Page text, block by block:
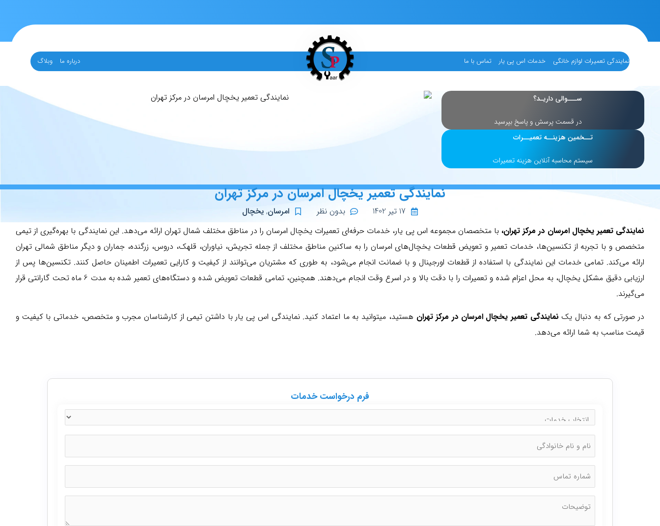
نمایندگی تعمیرات لوازم خانگی خدمات اس پی یار تماس با ما درباره ما وبلاگ
ســـوالی داریـد؟
در قسمت پرسش و پاسخ بپرسید
تــخمین هزینــه تعمیــرات
سیستم محاسبه آنلاین هزینه تعمیرات
نمایندگی تعمیر یخچال امرسان در مرکز تهران
17 تیر 1402 بدون نظر امرسان,یخچال
نمایندگی تعمیر یخچال امرسان در مرکز تهران، با متخصصان مجموعه اس پی یار، خدمات حرفه‌ای تعمیرات یخچال امرسان را در مناطق مختلف شمال تهران ارائه می‌دهد. این نمایندگی با بهره‌گیری از تیمی
متخصص و با تجربه از تکنسین‌ها، خدمات تعمیر و تعویض قطعات یخچال‌های امرسان را به ساکنین مناطق مختلف از جمله تجریش، نیاوران، قلهک، دروس، زرگنده، جماران و دیگر مناطق شمالی تهران
ارائه می‌کند. تمامی خدمات این نمایندگی با استفاده از قطعات اورجینال و با ضمانت انجام می‌شود، به طوری که مشتریان می‌توانند از کیفیت و کارایی تعمیرات اطمینان حاصل کنند. تکنسین‌ها پس از
ارزیابی دقیق مشکل یخچال، به محل اعزام شده و تعمیرات را با دقت بالا و در اسرع وقت انجام می‌دهند. همچنین، تمامی قطعات تعویض شده و دستگاه‌های تعمیر شده به مدت 6 ماه تحت گارانتی قرار
می‌گیرند.
در صورتی که به دنبال یک نمایندگی تعمیر یخچال امرسان در مرکز تهران هستید، میتوانید به ما اعتماد کنید. نمایندگی اس پی یار با داشتن تیمی از کارشناسان مجرب و متخصص، خدماتی با کیفیت و
قیمت مناسب به شما ارائه می‌دهد.
فرم درخواست خدمات